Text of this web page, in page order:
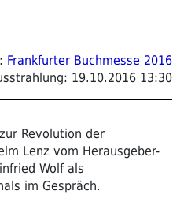
Frankfurter Buchmesse 2016
19.10.2016 13:30
Revolution der
Lenz vom Herausgeber-
Wolf als
im Gespräch.